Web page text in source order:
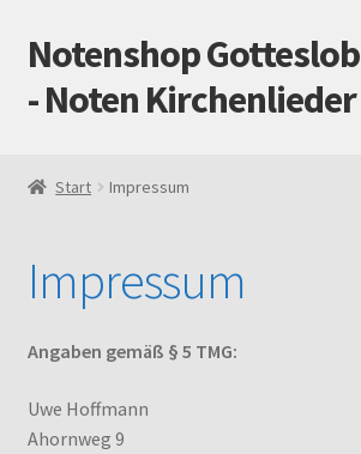
Zur
Navigation
springen
Zum
Inhalt
springen
Notenshop Gotteslob
- Noten Kirchenlieder
Blog
Cookie-Richtlinie (EU)
Datenschutz
Start Impressum
Impressum
Angaben gemäß § 5 TMG:
Uwe Hoffmann
Ahornweg 9